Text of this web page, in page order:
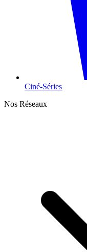
Ciné-Séries
Nos Réseaux